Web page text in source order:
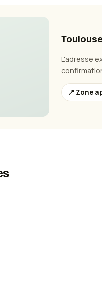
Toulouse
L'adresse
📍 Zone